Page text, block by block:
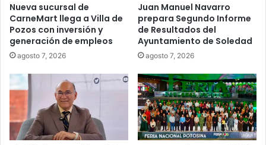
Nueva sucursal de
CarneMart llega a Villa de
Pozos con inversión y
generación de empleos
agosto 7, 2026
Juan Manuel Navarro
prepara Segundo Informe
de Resultados del
Ayuntamiento de Soledad
agosto 7, 2026